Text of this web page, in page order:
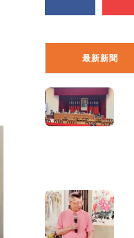
最新新聞